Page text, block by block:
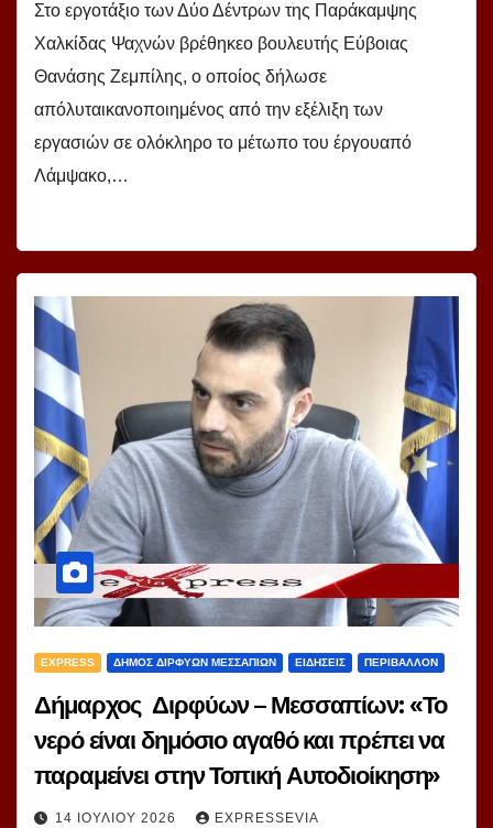
Στο εργοτάξιο των Δύο Δέντρων της Παράκαμψης
Χαλκίδας Ψαχνών βρέθηκεο βουλευτής Εύβοιας
Θανάσης Ζεμπίλης, ο οποίος δήλωσε
απόλυταικανοποιημένος από την εξέλιξη των
εργασιών σε ολόκληρο το μέτωπο του έργουαπό
Λάμψακο,…
EXPRESS ΔΗΜΟΣ ΔΙΡΦΥΩΝ ΜΕΣΣΑΠΙΩΝ ΕΙΔΗΣΕΙΣ ΠΕΡΙΒΑΛΛΟΝ
Δήμαρχος Διρφύων – Μεσσαπίων: «Το
νερό είναι δημόσιο αγαθό και πρέπει να
παραμείνει στην Τοπική Αυτοδιοίκηση»
14 ΙΟΥΛΊΟΥ 2026 EXPRESSEVIA